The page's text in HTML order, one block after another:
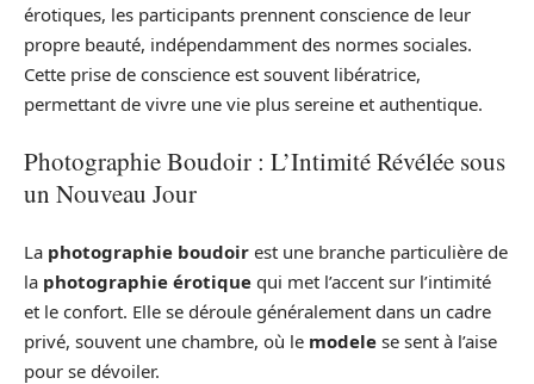
érotiques, les participants prennent conscience de leur
propre beauté, indépendamment des normes sociales.
Cette prise de conscience est souvent libératrice,
permettant de vivre une vie plus sereine et authentique.
Photographie Boudoir : L’Intimité Révélée sous
un Nouveau Jour
La photographie boudoir est une branche particulière de
la photographie érotique qui met l’accent sur l’intimité
et le confort. Elle se déroule généralement dans un cadre
privé, souvent une chambre, où le modele se sent à l’aise
pour se dévoiler.